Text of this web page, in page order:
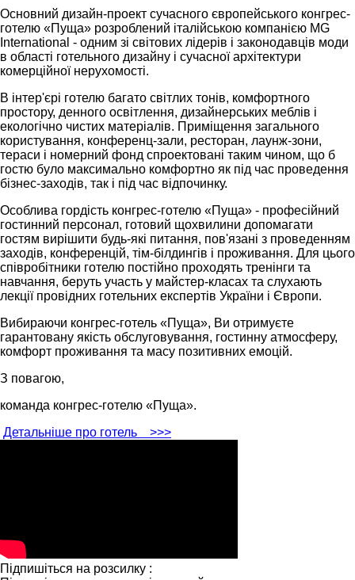
Основний дизайн-проект сучасного європейського конгрес-
готелю «Пуща» розроблений італійською компанією MG
International - одним зі світових лідерів і законодавців моди
в області готельного дизайну і сучасної архітектури
комерційної нерухомості.
В інтер'єрі готелю багато світлих тонів, комфортного
простору, денного освітлення, дизайнерських меблів і
екологічно чистих матеріалів. Приміщення загального
користування, конференц-зали, ресторан, лаунж-зони,
тераси і номерний фонд спроектовані таким чином, що б
гостю було максимально комфортно як під час проведення
бізнес-заходів, так і під час відпочинку.
Особлива гордість конгрес-готелю «Пуща» - професійний
гостинний персонал, готовий щохвилини допомагати
гостям вирішити будь-які питання, пов'язані з проведенням
заходів, конференцій, тім-білдингів і проживання. Для цього
співробітники готелю постійно проходять тренінги та
навчання, беруть участь у майстер-класах та слухають
лекції провідних готельних експертів України і Європи.
Вибираючи конгрес-готель «Пуща», Ви отримуєте
гарантовану якість обслуговування, гостинну атмосферу,
комфорт проживання та масу позитивних емоцій.
З повагою,
команда конгрес-готелю «Пуща».
Детальніше про готель >>>
Підпишіться на розсилку :